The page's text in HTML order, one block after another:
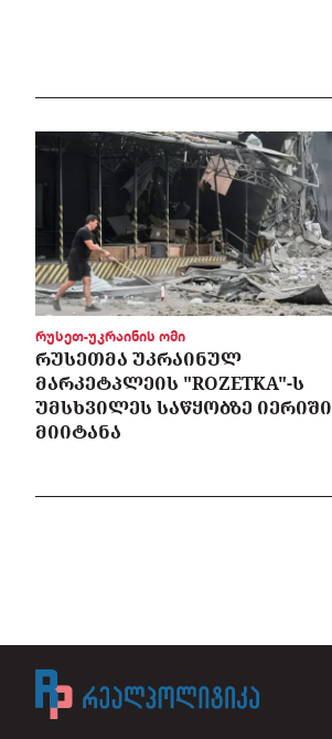
რუსეთ-უკრაინის ომი
ᲠᲣᲡᲔᲗᲛᲐ ᲣᲙᲠᲐᲘᲜᲣᲚ
ᲛᲐᲠᲙᲔᲢᲞᲚᲔᲘᲡ "ROZETKA"-Ს
ᲣᲛᲡᲮᲕᲘᲚᲔᲡ ᲡᲐᲬᲧᲝᲑᲖᲔ ᲘᲔᲠᲘᲨᲘ
ᲛᲘᲘᲢᲐᲜᲐ